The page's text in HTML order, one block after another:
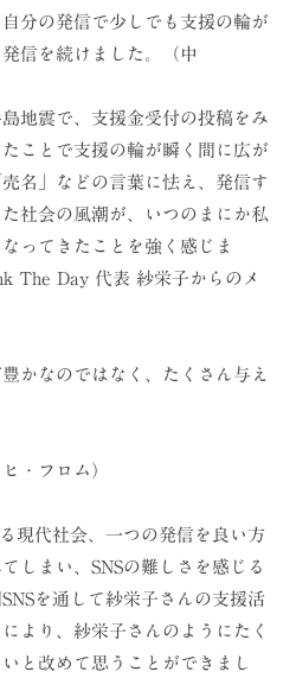
分の発信で少しでも支援の輪が
信を続けました。（中
）
で、支援金受付の投稿をみ
ことで支援の輪が瞬く間に広が
名」などの言葉に怯え、発信す
社会の風潮が、いつのまにか私
ってきたことを強く感じま
The Day 代表 紗栄子からのメ
かなのではなく、たくさん与え
」
ロム）
現代社会、一つの発信を良い方
しまい、SNSの難しさを感じる
を通して紗栄子さんの支援活
より、紗栄子さんのようにたく
と改めて思うことができまし